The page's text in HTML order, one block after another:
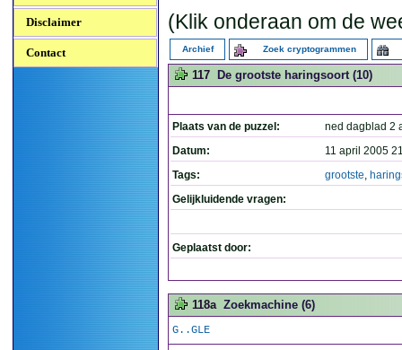
Disclaimer
Contact
(Klik onderaan om de
Archief Zoek cryptogrammen
117 De grootste haringsoort (10)
Plaats van de puzzel:
ned dagblad 2
Datum:
11 april 2005
Tags:
grootste,
Gelijkluidende vragen:
Geplaatst door:
118a Zoekmachine (6)
G..GLE